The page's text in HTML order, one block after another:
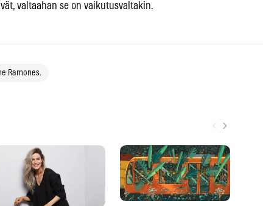
valtaahan se on vaikutusvaltakin.
Ramones.
›